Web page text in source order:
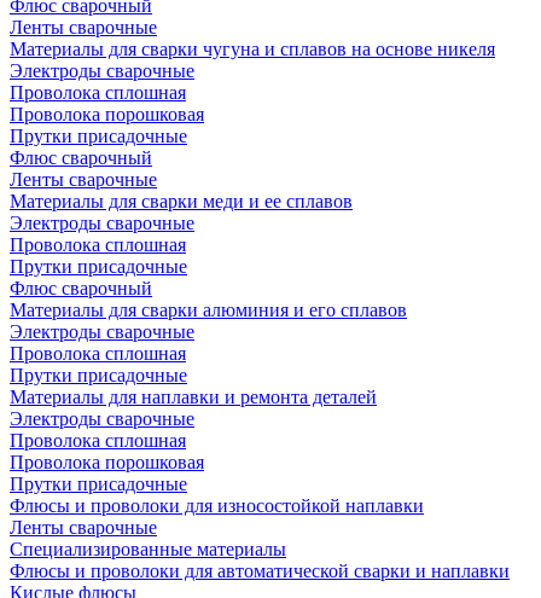
Флюс сварочный
Ленты сварочные
Материалы для сварки чугуна и сплавов на основе никеля
Электроды сварочные
Проволока сплошная
Проволока порошковая
Прутки присадочные
Флюс сварочный
Ленты сварочные
Материалы для сварки меди и ее сплавов
Электроды сварочные
Проволока сплошная
Прутки присадочные
Флюс сварочный
Материалы для сварки алюминия и его сплавов
Электроды сварочные
Проволока сплошная
Прутки присадочные
Материалы для наплавки и ремонта деталей
Электроды сварочные
Проволока сплошная
Проволока порошковая
Прутки присадочные
Флюсы и проволоки для износостойкой наплавки
Ленты сварочные
Специализированные материалы
Флюсы и проволоки для автоматической сварки и наплавки
Кислые флюсы